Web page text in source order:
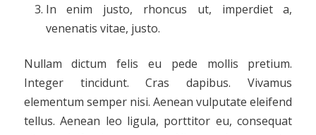
In enim justo, rhoncus ut, imperdiet a,
venenatis vitae, justo.
Nullam dictum felis eu pede mollis pretium.
Integer tincidunt. Cras dapibus. Vivamus
elementum semper nisi. Aenean vulputate eleifend
tellus. Aenean leo ligula, porttitor eu, consequat